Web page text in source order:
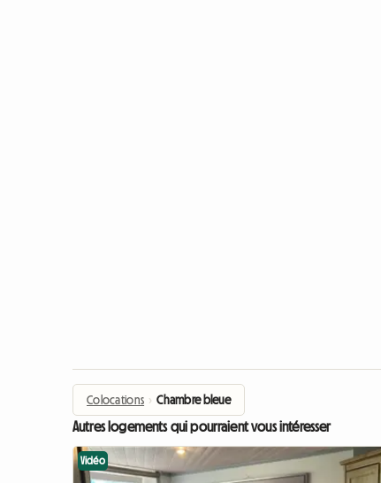
Colocations › Chambre bleue
Autres logements qui pourraient vous intéresser
Vidéo